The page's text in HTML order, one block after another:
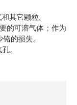
其它颗粒。
的可溶气体；作为
的损失。
铸件中的气孔。